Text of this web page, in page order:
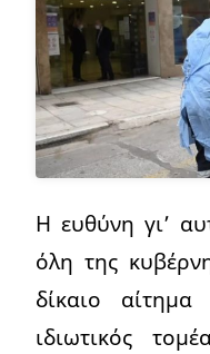
Η ευθύνη γι’
όλη της
δίκαιο
ιδιωτικός